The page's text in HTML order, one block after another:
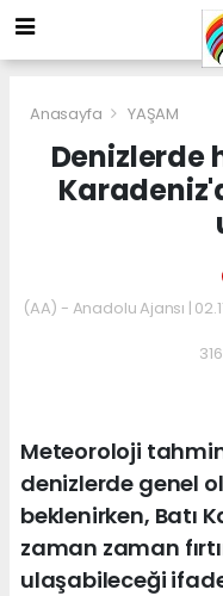
Anasayfa YAŞAM
Denizlerde
(AA) - Anadolu Ajansı |
Meteoroloji
denizlerde genel
beklenirken, Batı
zaman zaman
ulaşabileceği